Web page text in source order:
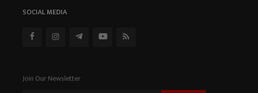
SOCIAL MEDIA
Join Our Newsletter